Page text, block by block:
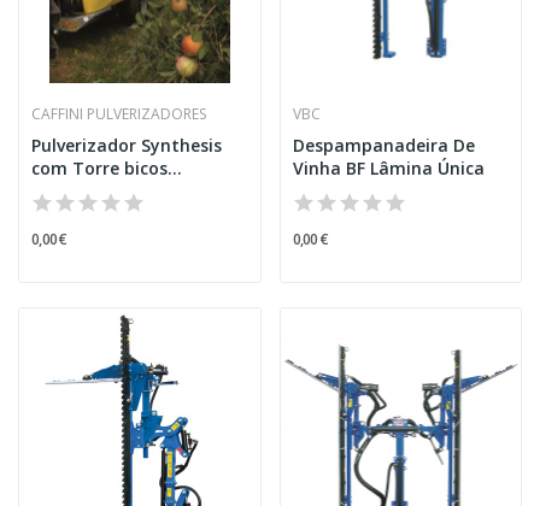
CAFFINI PULVERIZADORES
Pulverizador Synthesis
com Torre bicos...
0,00 €
VBC
Despampanadeira De
Vinha BF Lâmina Única
0,00 €